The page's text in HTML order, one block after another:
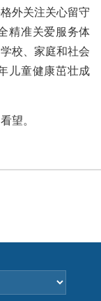
外关注关心留守
精准关爱服务体
校、家庭和社会
儿童健康茁壮成
望。